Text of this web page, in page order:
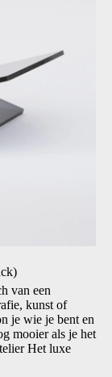
van een
kunst of
je wie je bent en
mooier als je het
Het luxe